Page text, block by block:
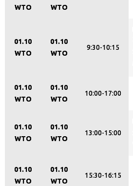
Promowane
WTO WTO
01.10
WTO
01.10
WTO
9:30-10:15
01.10
WTO
01.10
WTO
10:00-17:00
01.10
WTO
01.10
WTO
13:00-15:00
01.10
WTO
01.10
WTO
15:30-16:15